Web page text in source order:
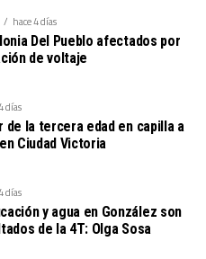
hace 4 días
Del Pueblo afectados por
de voltaje
días
de la tercera edad en capilla a
Ciudad Victoria
días
y agua en González son
de la 4T: Olga Sosa